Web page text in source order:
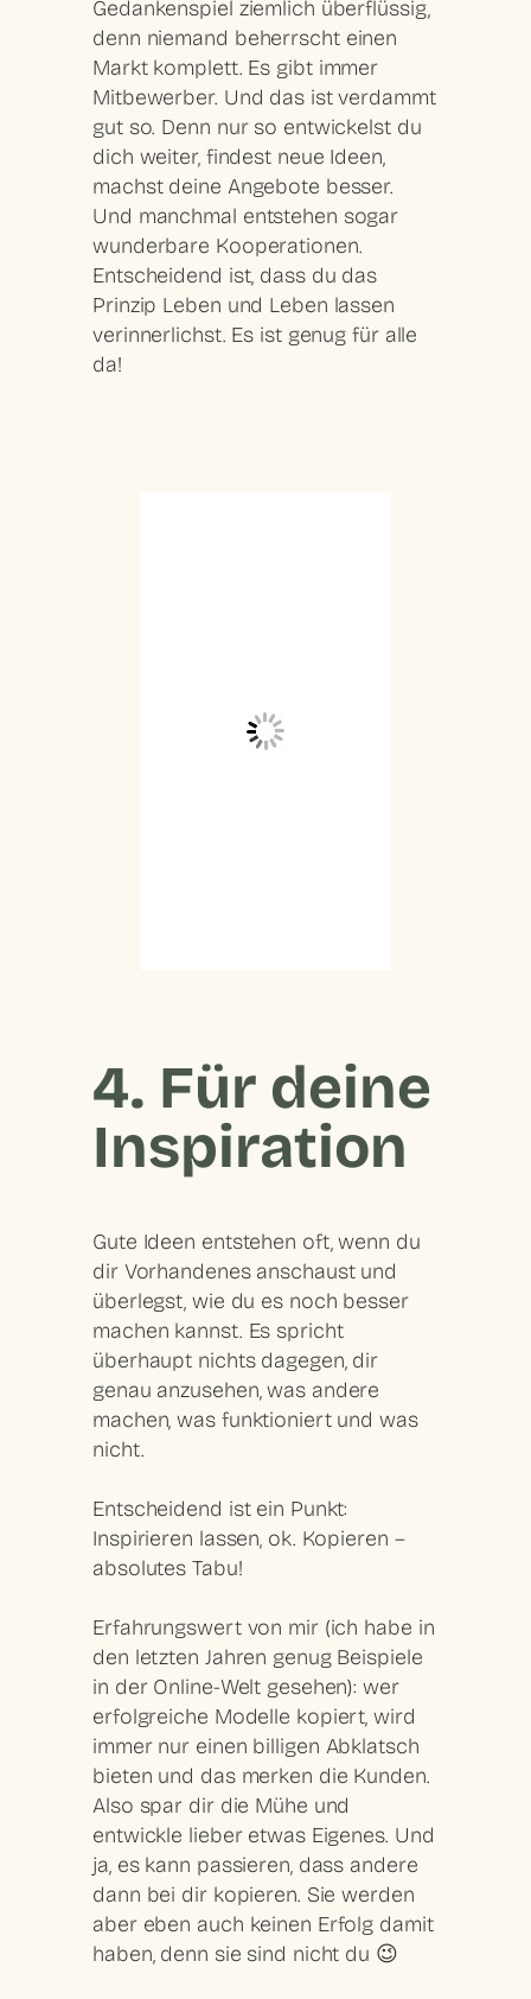
Gedankenspiel ziemlich überflüssig,
denn niemand beherrscht einen
Marktkomplett. Es gibt immer
Mitbewerber. Und das ist verdammt
gut so. Denn nur so entwickelst du
dich weiter, findest neue Ideen,
machst deine Angebote besser.
Und manchmal entstehen sogar
wunderbare Kooperationen.
Entscheidend ist, dass du das
Prinzip Leben und Leben lassen
verinnerlichst. Es ist genug für alle
da!
4. Für deine
Inspiration
Gute Ideen entstehen oft, wenn du
dir Vorhandenes anschaustund
überlegst, wie du es noch besser
machen kannst. Es spricht
überhaupt nichts dagegen, dir
genau anzusehen, was andere
machen, was funktioniert und was
nicht.
Entscheidend ist ein Punkt:
Inspirieren lassen, ok. Kopieren –
absolutes Tabu!
Erfahrungswert von mir (ich habe in
den letzten Jahren genug Beispiele
in der Online-Welt gesehen): wer
erfolgreiche Modelle kopiert, wird
immer nur einen billigen Abklatsch
bieten und das merken die Kunden.
Also spar dir die Mühe und
entwickle lieber etwas Eigenes. Und
ja, es kann passieren, dass andere
dann bei dir kopieren. Sie werden
aber eben auch keinen Erfolg damit
haben, denn sie sind nicht du 😉